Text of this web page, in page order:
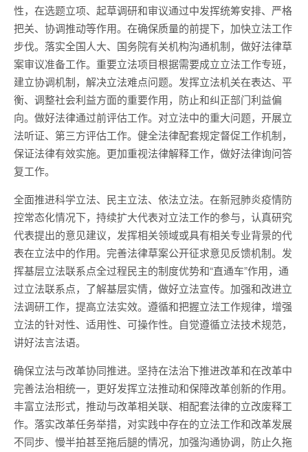
性，在选题立项、起草调研和审议通过中发挥统筹安排、严格
把关、协调推动等作用。在确保质量的前提下，加快立法工作
步伐。落实全国人大、国务院有关机构沟通机制，做好法律草
案审议准备工作。重要立法项目根据需要成立立法工作专班，
建立协调机制，解决立法难点问题。发挥立法机关在表达、平
衡、调整社会利益方面的重要作用，防止和纠正部门利益偏
向。做好法律通过前评估工作。对立法中的重大问题，开展立
法听证、第三方评估工作。健全法律配套规定督促工作机制，
保证法律有效实施。更加重视法律解释工作，做好法律询问答
复工作。
全面推进科学立法、民主立法、依法立法。在新冠肺炎疫情防
控常态化情况下，持续扩大代表对立法工作的参与，认真研究
代表提出的意见建议，发挥相关领域或具有相关专业背景的代
表在立法中的作用。完善法律草案公开征求意见反馈机制。发
挥基层立法联系点全过程民主的制度优势和“直通车”作用，通
过立法联系点，了解基层实情，做好立法宣传。加强和改进立
法调研工作，提高立法实效。遵循和把握立法工作规律，增强
立法的针对性、适用性、可操作性。自觉遵循立法技术规范，
讲好法言法语。
确保立法与改革协同推进。坚持在法治下推进改革和在改革中
完善法治相统一，更好发挥立法推动和保障改革创新的作用。
丰富立法形式，推动与改革相关联、相配套法律的立改废释工
作。落实改革任务举措，对实践中存在的立法工作和改革发展
不同步、慢半拍甚至拖后腿的情况，加强沟通协调，防止久拖